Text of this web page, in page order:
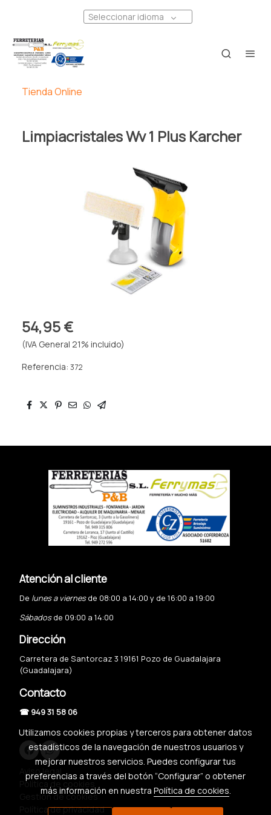
Seleccionar idioma
Tienda Online
Limpiacristales Wv 1 Plus Karcher
54,95 €
(IVA General 21% incluido)
Referencia: 372
Atención al cliente
De lunes a viernesde 08:00 a 14:00 y de 16:00 a 19:00
Sábadosde 09:00 a 14:00
Dirección
Carretera de Santorcaz 3 19161 Pozo de Guadalajara
(Guadalajara)
Contacto
☎ 949 31 58 06
Aviso legal
Política de cookies
Gestión de cookies
Política de privacidad
Utilizamos cookies propias y terceros para obtener datos
estadísticos de la navegación de nuestros usuarios y
mejorar nuestros servicios. Puedes configurar tus
preferencias a través del botón “Configurar” o obtener
más información en nuestra Política de cookies.